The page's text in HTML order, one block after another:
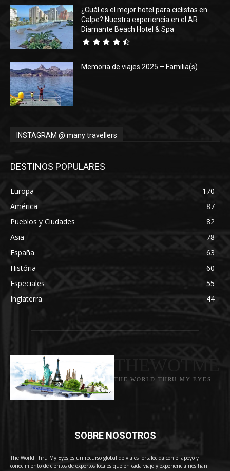
¿Cuál es el mejor hotel para ciclistas en
Calpe? Nuestra experiencia en el AR
Diamante Beach Hotel & Spa
Memoria de viajes 2025 – Familia(s)
INSTAGRAM @ many travellers
DESTINOS POPULARES
Europa
170
América
87
Pueblos y Ciudades
82
Asia
78
España
63
História
60
Especiales
55
Inglaterra
44
THE WORLD THRU MY EYES
SOBRE NOSOTROS
The World Thru My Eyes es un recurso global de viajes fortalecida con el apoyo y
conocimiento de cientos de expertos locales que en cada viaje y experiencia nos han